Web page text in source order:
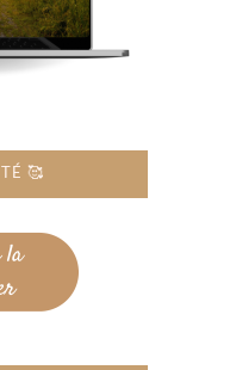
🥰